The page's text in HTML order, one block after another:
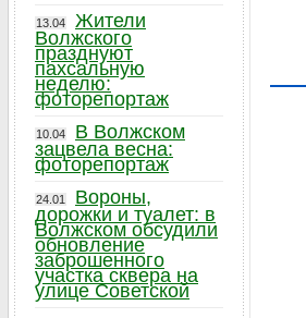
13.04
Жители
Волжского
празднуют
пахсальную
неделю:
фоторепортаж
10.04
В Волжском
зацвела весна:
фоторепортаж
24.01
Вороны,
дорожки и туалет: в
Волжском обсудили
обновление
заброшенного
участка сквера на
улице Советской